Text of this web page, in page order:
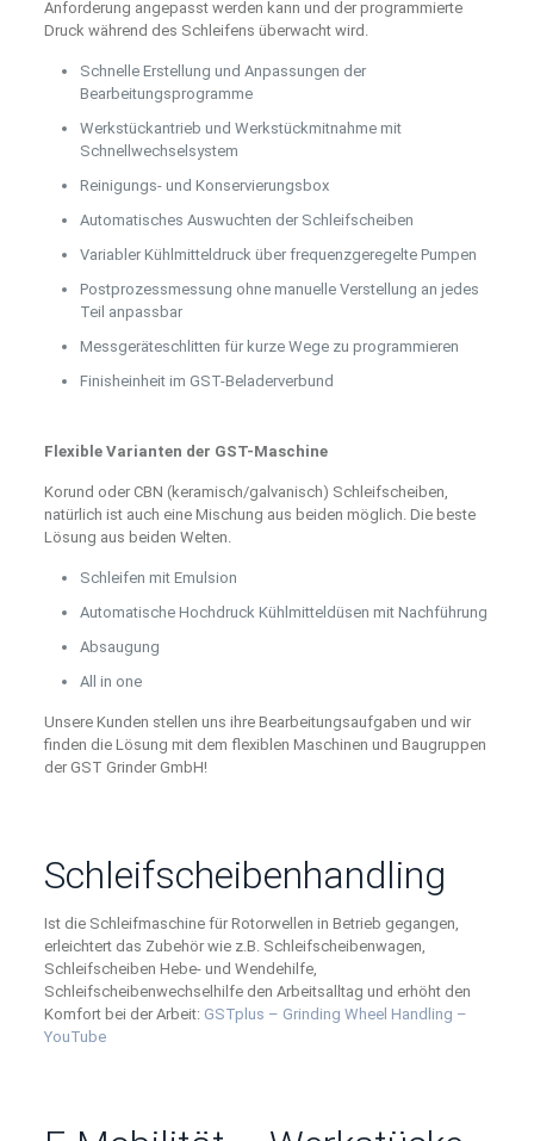
Anforderung angepasst werden kann und der programmierte
Druck während des Schleifens überwacht wird.
Schnelle Erstellung und Anpassungen der
Bearbeitungsprogramme
Werkstückantrieb und Werkstückmitnahme mit
Schnellwechselsystem
Reinigungs- und Konservierungsbox
Automatisches Auswuchten der Schleifscheiben
Variabler Kühlmitteldruck über frequenzgeregelte Pumpen
Postprozessmessung ohne manuelle Verstellung an jedes
Teil anpassbar
Messgeräteschlitten für kurze Wege zu programmieren
Finisheinheit im GST-Beladerverbund
Flexible Varianten der GST-Maschine
Korund oder CBN (keramisch/galvanisch) Schleifscheiben,
natürlich ist auch eine Mischung aus beiden möglich. Die beste
Lösung aus beiden Welten.
Schleifen mit Emulsion
Automatische Hochdruck Kühlmitteldüsen mit Nachführung
Absaugung
All in one
Unsere Kunden stellen uns ihre Bearbeitungsaufgaben und wir
finden die Lösung mit dem flexiblen Maschinen und Baugruppen
der GST Grinder GmbH!
Schleifscheibenhandling
Ist die Schleifmaschine für Rotorwellen in Betrieb gegangen,
erleichtert das Zubehör wie z.B. Schleifscheibenwagen,
Schleifscheiben Hebe- und Wendehilfe,
Schleifscheibenwechselhilfe den Arbeitsalltag und erhöht den
Komfort bei der Arbeit: GSTplus – Grinding Wheel Handling –
YouTube